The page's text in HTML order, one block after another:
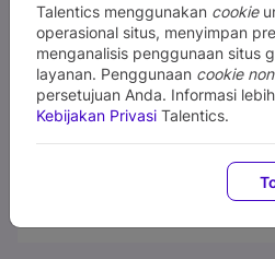
Talentics menggunakan cookie
operasional situs, menyimpan
menganalisis penggunaan situs
layanan. Penggunaan cookie
persetujuan Anda. Informasi
Kebijakan Privasi Talentics.